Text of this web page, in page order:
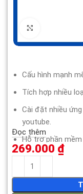
Cấu hình mạnh
Tích hợp nhiều
Cài đặt nhiều
youtube.
Hỗ trợ phần
Đèn LED thay đổi
Đọc thêm
269.000 ₫